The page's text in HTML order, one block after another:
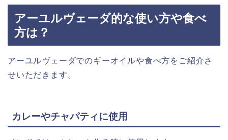
アーユルヴェーダ的な使い方や食べ
方は？
アーユルヴェーダでのギーオイルや食べ方をご紹介さ
せいただきます。
カレーやチャパティに使用